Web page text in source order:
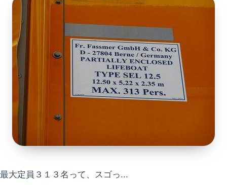
最大定員３１３名って、スゴっ...